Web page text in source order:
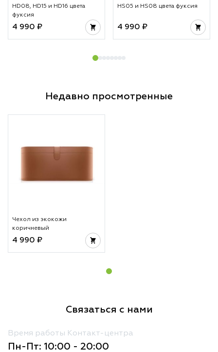
HD08, HD15 и HD16 цвета
фуксия
4 990 ₽
HS05 и HS08 цвета фуксия
4 990 ₽
Недавно просмотренные
Чехол из экокожи
коричневый
4 990 ₽
Связаться с нами
Время работы Контакт-центра
Пн-Пт: 10:00 - 20:00